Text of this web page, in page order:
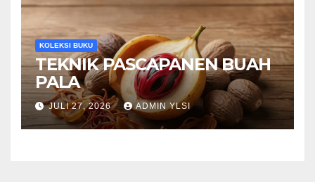
KOLEKSI BUKU
TEKNIK PASCAPANEN BUAH
PALA
JULI 27, 2026 ADMIN YLSI